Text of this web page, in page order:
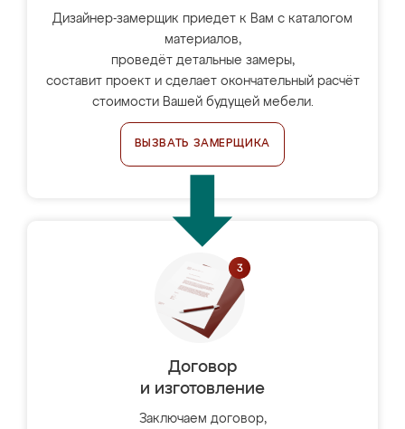
Дизайнер-замерщик приедет к Вам с каталогом
материалов,
проведёт детальные замеры,
составит проект и сделает окончательный расчёт
стоимости Вашей будущей мебели.
ВЫЗВАТЬ ЗАМЕРЩИКА
Договор
и изготовление
Заключаем договор,